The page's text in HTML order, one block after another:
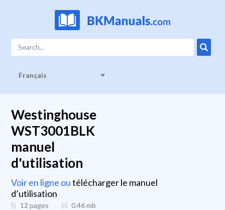
Français
Westinghouse
WST3001BLK
manuel
d'utilisation
Voir en ligne outélécharger le manuel
d’utilisation
12 pages 0.46mb